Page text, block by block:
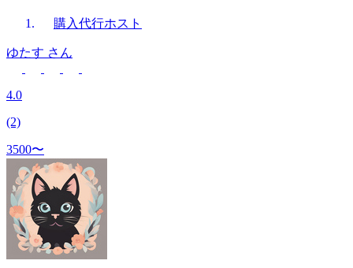
購入代行ホスト
ゆたす さん
4.0
(2)
3500〜